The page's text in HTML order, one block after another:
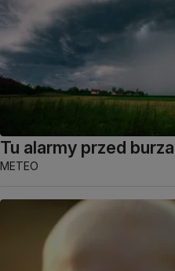
Tu alarmy przed
METEO